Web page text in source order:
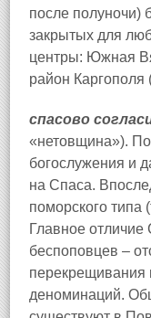
после полуночи)
закрытых для
центры: Южная
район Каргополя
спасово
«нетовщина»).
богослужения и
на Спаса.
поморского типа
Главное отличие
беспоповцев –
перекрещивания
деноминаций.